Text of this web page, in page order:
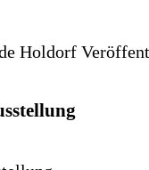
Holdorf